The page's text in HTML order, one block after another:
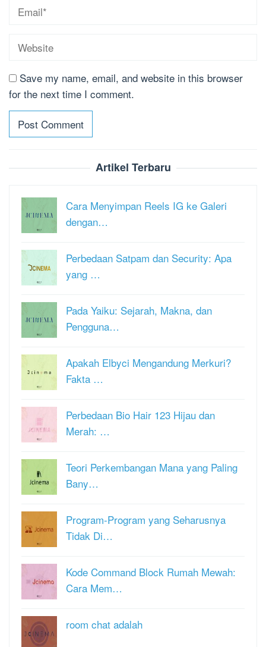
Save my name, email, and website in this browser
for the next time I comment.
Artikel Terbaru
Cara Menyimpan Reels IG ke Galeri
dengan…
Perbedaan Satpam dan Security: Apa
yang …
Pada Yaiku: Sejarah, Makna, dan
Pengguna…
Apakah Elbyci Mengandung Merkuri?
Fakta …
Perbedaan Bio Hair 123 Hijau dan
Merah: …
Teori Perkembangan Mana yang Paling
Bany…
Program-Program yang Seharusnya
Tidak Di…
Kode Command Block Rumah Mewah:
Cara Mem…
room chat adalah